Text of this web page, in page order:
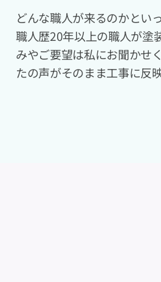
どんな職人が来るのかとい
職人歴20年以上の職人が塗
みやご要望は私にお聞かせ
たの声がそのまま工事に反